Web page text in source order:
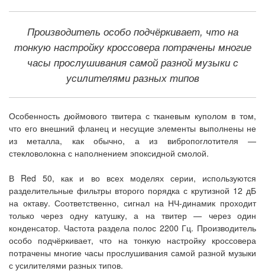
Производитель особо подчёркивает, что на
тонкую настройку кроссовера потрачены многие
часы прослушивания самой разной музыки с
усилителями разных типов
Особенность дюймового твитера с тканевым куполом в том,
что его внешний фланец и несущие элементы выполнены не
из металла, как обычно, а из вибропоглотителя —
стекловолокна с наполнением эпоксидной смолой.
В Red 50, как и во всех моделях серии, используются
разделительные фильтры второго порядка с крутизной 12 дБ
на октаву. Соответственно, сигнал на НЧ-динамик проходит
только через одну катушку, а на твитер — через один
конденсатор. Частота раздела полос 2200 Гц. Производитель
особо подчёркивает, что на тонкую настройку кроссовера
потрачены многие часы прослушивания самой разной музыки
с усилителями разных типов.